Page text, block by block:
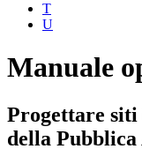
T
U
Manuale
Progettare
della